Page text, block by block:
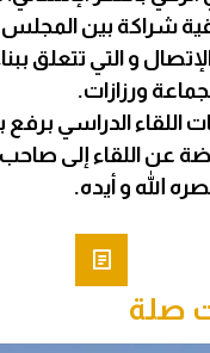
شراكة بين المجلس
الإتصال و التي تتعلق
ورزازات.
اللقاء الدراسي
عن اللقاء إلى صاحب
الله و أيده.
صلة